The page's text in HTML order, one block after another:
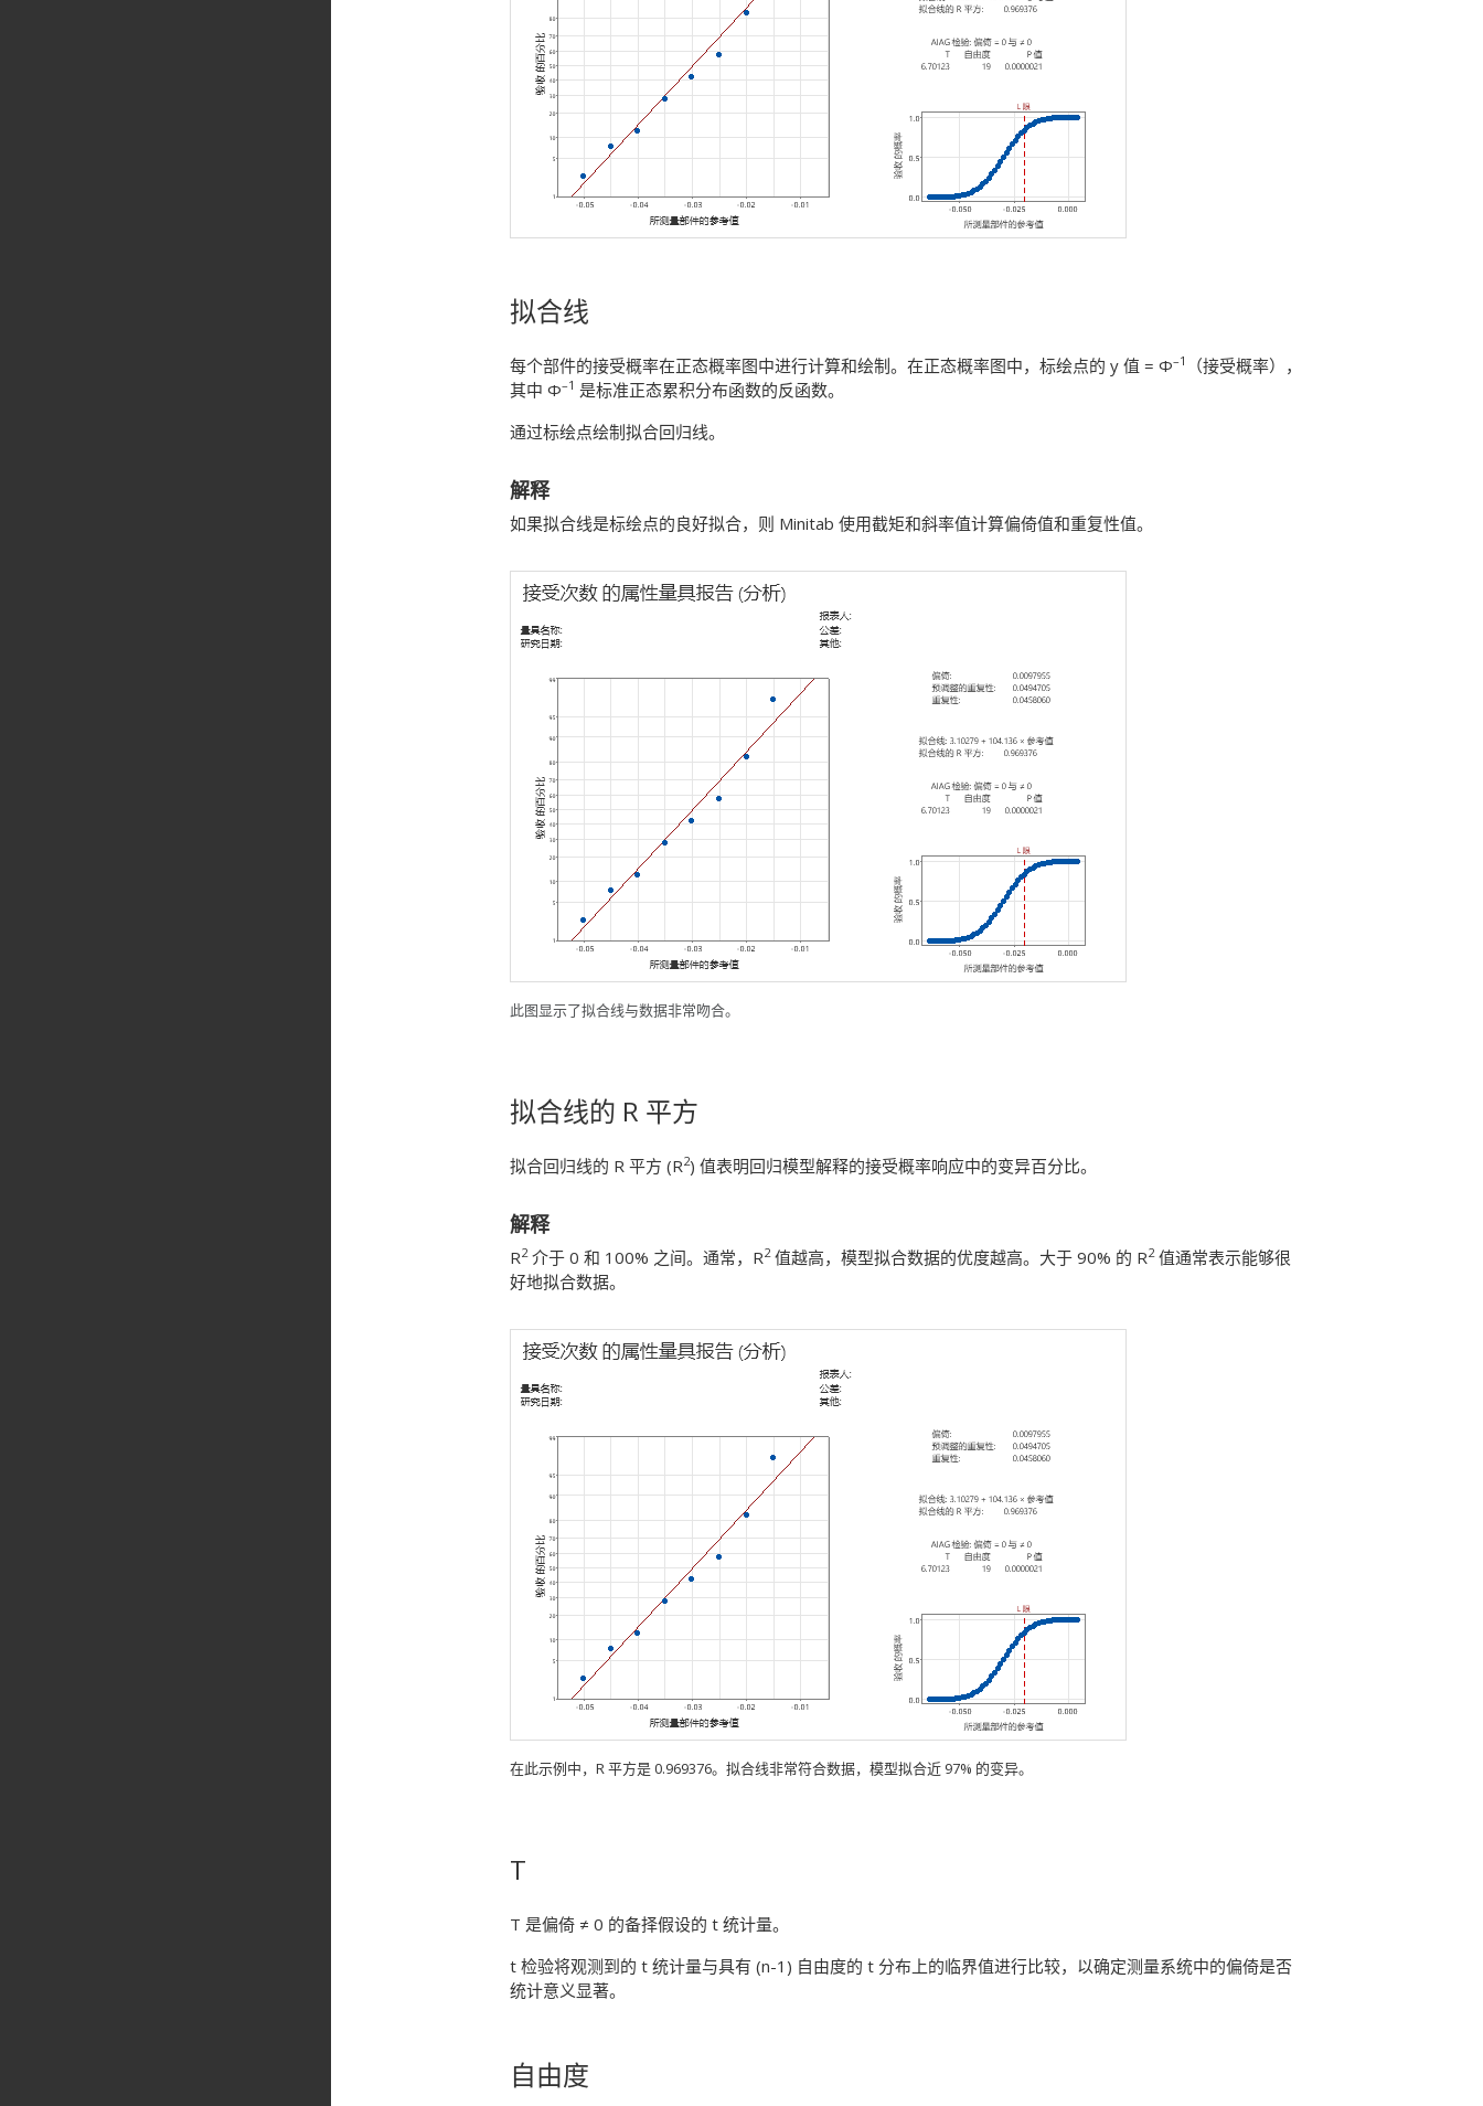
拟合线
每个部件的接受概率在正态概率图中进行计算和绘制。在正态概率图中，标绘点的 y 值 = Φ–1
（接受概率），
其中 Φ–1 是标准正态累积分布函数的反函数。
通过标绘点绘制拟合回归线。
解释
如果拟合线是标绘点的良好拟合，则 Minitab 使用截矩和斜率值计算偏倚值和重复性值。
此图显示了拟合线与数据非常吻合。
拟合线的 R 平方
拟合回归线的 R 平方 (R2) 值表明回归模型解释的接受概率响应中的变异百分比。
解释
R2介于 0 和 100% 之间。通常，R2值越高，模型拟合数据的优度越高。大于 90% 的 R2值通常表示能够很
好地拟合数据。
在此示例中，R 平方是 0.969376。拟合线非常符合数据，模型拟合近 97% 的变异。
T
T 是偏倚 ≠ 0 的备择假设的 t 统计量。
t 检验将观测到的 t 统计量与具有 (n-1) 自由度的 t 分布上的临界值进行比较，以确定测量系统中的偏倚是否
统计意义显著。
自由度